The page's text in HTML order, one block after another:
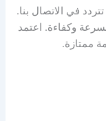
في الاتصال بنا.
وكفاءة. اعتمد
ممتازة.